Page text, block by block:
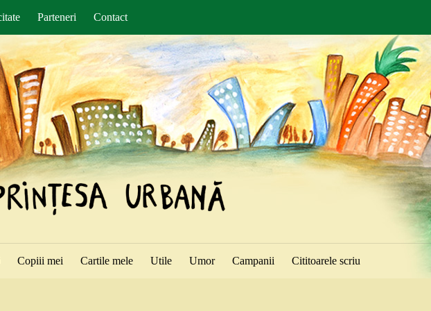
Parteneri Contact
Copiii mei Cartile mele Utile Umor Campanii Cititoarele scriu